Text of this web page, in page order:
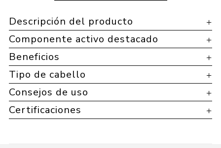
Descripción del producto
Componente activo destacado
Beneficios
Tipo de cabello
Consejos de uso
Certificaciones